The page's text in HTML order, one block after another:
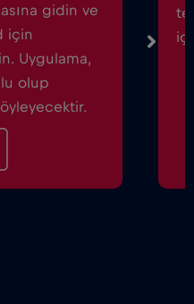
gidin ve
için
Uygulama,
olup